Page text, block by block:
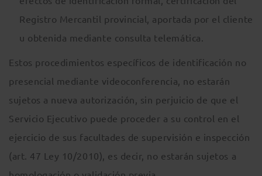
Registro Mercantil provincial, aportada por el cliente
u obtenida mediante consulta telemática.
Estos procedimientos específicos de identificación no
presencial mediante videoconferencia, no estarán
sujetos a nueva autorización, sin perjuicio de que el
Servicio Ejecutivo puede proceder a su control en el
ejercicio de sus facultades de supervisión e inspección
(art. 47 Ley 10/2010), es decir, no estarán sujetos a